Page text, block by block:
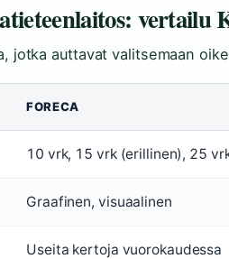
vertailu
jotka auttavat valitsemaan
FORECA
10 vrk, 15 vrk (erillinen), 25
Graafinen, visuaalinen
Useita kertoja vuorokaudessa